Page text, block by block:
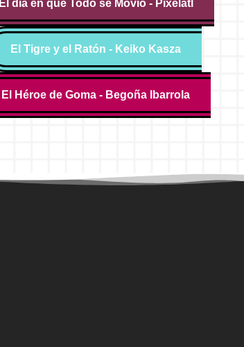
El día en que Todo se Movió - Pixelatl
El Tigre y el Ratón - Keiko Kasza
El Héroe de Goma - Begoña Ibarrola